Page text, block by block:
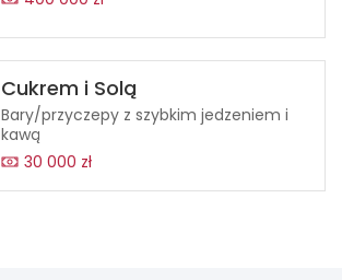
Cukrem i Solą
Bary/przyczepy z szybkim jedzeniem i
kawą
30 000 zł